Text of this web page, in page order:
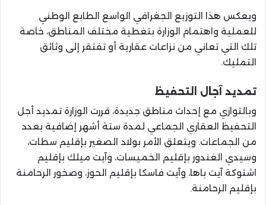
ويعكس هذا التوزيع الجغرافي الواسع الطابع الوطني
للعملية واهتمام الوزارة بتغطية مختلف المناطق، خاصة
تلك التي تعاني من نزاعات عقارية أو تفتقر إلى وثائق
التمليك.
تمديد آجال التحفيظ
وبالتوازي مع إحداث مناطق جديدة، قررت الوزارة تمديد أجل
التحفيظ العقاري الجماعي لمدة ستة أشهر إضافية بعدد
من الجماعات. ويتعلق الأمر بولاد الصغير بإقليم سطات،
وسيدي الغندور بإقليم الخميسات، وآيت ميلك بإقليم
اشتوكة آيت باها، وآيت فاسكا بإقليم الحوز، وصخور الرحامنة
بإقليم الرحامنة.